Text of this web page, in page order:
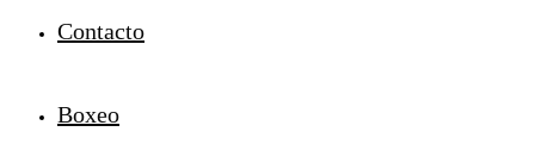
Contacto
Boxeo